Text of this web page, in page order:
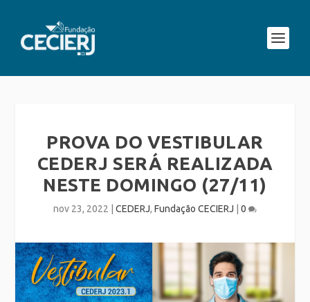
PROVA DO VESTIBULAR
CEDERJ SERÁ REALIZADA
NESTE DOMINGO (27/11)
nov 23, 2022 CEDERJ, Fundação CECIERJ 0